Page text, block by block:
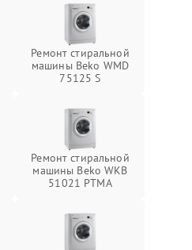
Ремонт стиральной
машины Beko WMD
75125 S
Ремонт стиральной
машины Beko WKB
51021 PTМА